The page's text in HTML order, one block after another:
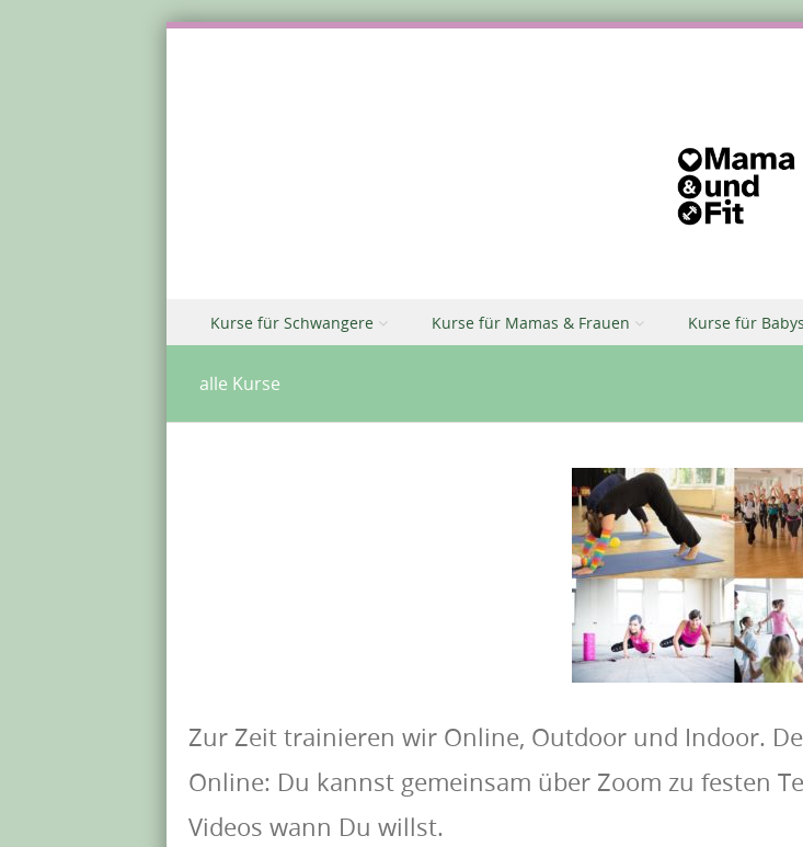
Menü
Zu Inhalt springen
Kurse für Schwangere Kurse für Mamas & Frauen Kurse für
alle Kurse
Zur Zeit trainieren wir Online, Outdoor und Indoor.
Online: Du kannst gemeinsam über Zoom zu festen
Videos wann Du willst.